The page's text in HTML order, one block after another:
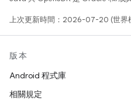
上次更新時間：2026-07-20 (世界
版本
Android 程式庫
相關規定